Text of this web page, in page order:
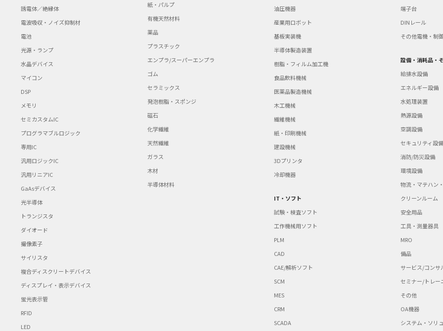
誘電体／絶縁体
電波吸収・ノイズ抑制材
電池
光源・ランプ
水晶デバイス
マイコン
DSP
メモリ
セミカスタムIC
プログラマブルロジック
専用IC
汎用ロジックIC
汎用リニアIC
GaAsデバイス
光半導体
トランジスタ
ダイオード
撮像素子
サイリスタ
複合ディスクリートデバイス
ディスプレイ・表示デバイス
蛍光表示管
RFID
LED
紙・パルプ
有機天然材料
薬品
プラスチック
エンプラ/スーパーエンプラ
ゴム
セラミックス
発泡樹脂・スポンジ
磁石
化学繊維
天然繊維
ガラス
木材
半導体材料
油圧機器
産業用ロボット
基板実装機
半導体製造装置
樹脂・フィルム加工機
食品飲料機械
医薬品製造機械
木工機械
繊維機械
紙・印刷機械
建設機械
3Dプリンタ
冷却機器
IT・ソフト
試験・検査ソフト
工作機械用ソフト
PLM
CAD
CAE/解析ソフト
SCM
MES
CRM
SCADA
端子台
DINレール
その他電機・制御
設備・消耗品・
給排水設備
エネルギー設備
水処理装置
熱源設備
空調設備
セキュリティ設備
消防/防災設備
環境設備
物流・マテハン
クリーンルーム
安全用品
工具・測量器具
MRO
備品
サービス/コンサ
セミナー/トレー
その他
OA機器
システム・ソリ